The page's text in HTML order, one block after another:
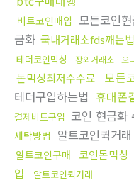
비트코인매입 모든코인
금화 국내거래소fds깨는법
테더코인믹싱 장외거래소 오
돈믹싱최저수수료 모든
테더구입하는법 휴대폰
결제비트구입 코인 현금화
세탁방법 알트코인퀵거래
알트코인구매 코인돈믹싱
입
알트코인퀵거래